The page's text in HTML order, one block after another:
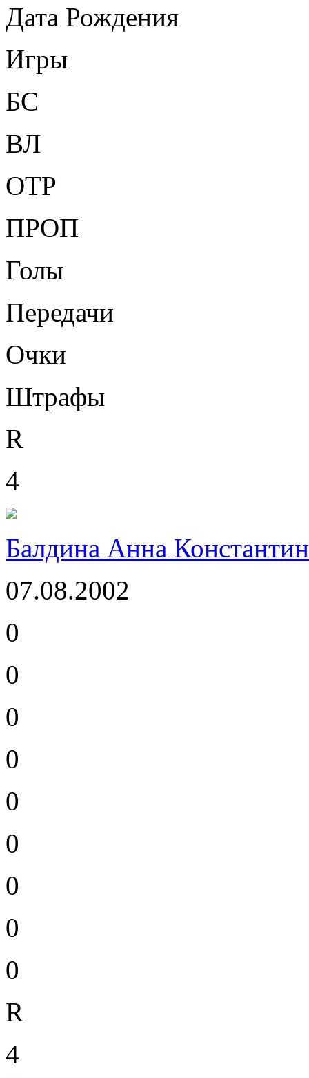
Дата Рождения
Игры
БС
ВЛ
ОТР
ПРОП
Голы
Передачи
Очки
Штрафы
R
4
Балдина Анна
07.08.2002
0
0
0
0
0
0
0
0
0
R
4